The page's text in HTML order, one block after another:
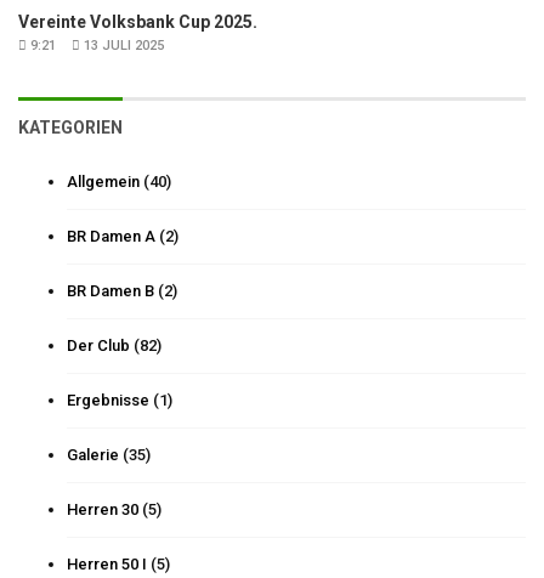
Vereinte Volksbank Cup 2025.
9:21 13 JULI 2025
KATEGORIEN
Allgemein (40)
BR Damen A (2)
BR Damen B (2)
Der Club (82)
Ergebnisse (1)
Galerie (35)
Herren 30 (5)
Herren 50 I (5)